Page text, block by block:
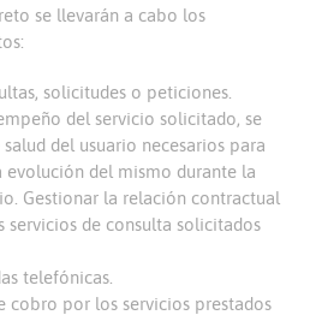
se llevarán a cabo los
solicitudes o peticiones.
del servicio solicitado, se
del usuario necesarios para
evolución del mismo durante la
Gestionar la relación contractual
servicios de consulta solicitados
telefónicas.
cobro por los servicios prestados